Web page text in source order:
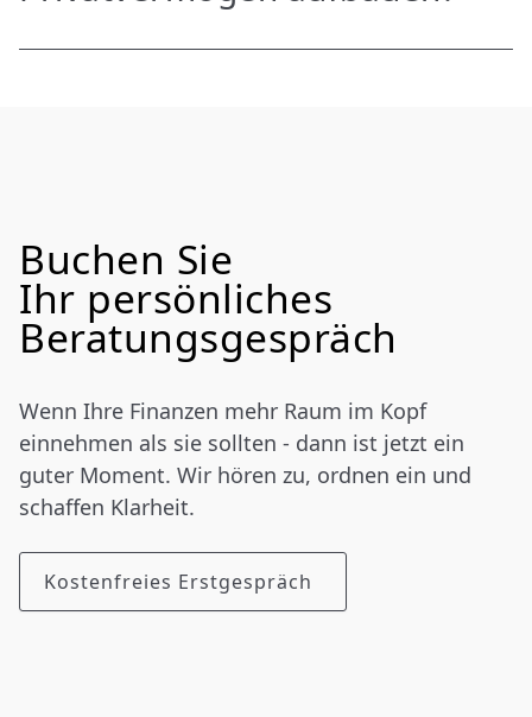
Buchen Sie
Ihr persönliches
Beratungsgespräch
Wenn Ihre Finanzen mehr Raum im Kopf
einnehmen als sie sollten - dann ist jetzt ein
guter Moment. Wir hören zu, ordnen ein und
schaffen Klarheit.
Kostenfreies Erstgespräch